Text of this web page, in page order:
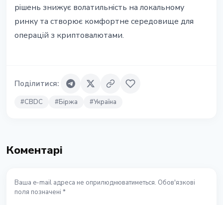
рішень знижує волатильність на локальному
ринку та створює комфортне середовище для
операцій з криптовалютами.
Поділитися:
#CBDC #Біржа #Україна
Коментарі
Ваша e-mail адреса не оприлюднюватиметься. Обов'язкові
поля позначені *